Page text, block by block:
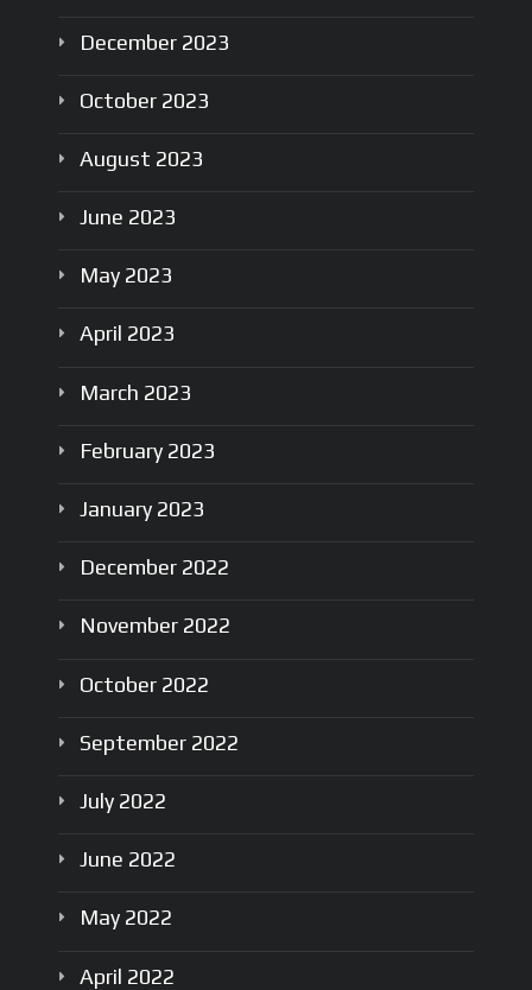
December 2023
October 2023
August 2023
June 2023
May 2023
April 2023
March 2023
February 2023
January 2023
December 2022
November 2022
October 2022
September 2022
July 2022
June 2022
May 2022
April 2022